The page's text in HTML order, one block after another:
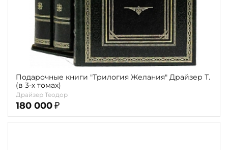
Подарочные книги "Трилогия Желания" Драйзер Т.
(в 3-х томах)
Драйзер Теодор
180 000 ₽